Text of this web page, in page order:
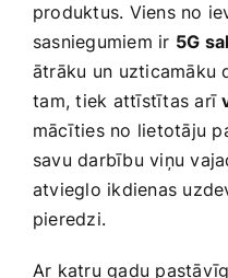
TV un Sadzīves tehnika
Zoo preces
produktus. Viens​ no
sasniegumiem ir 5G
ātrāku ⁢un uzticamāku
⁣tam, tiek attīstītas arī
mācīties no lietotāju
savu darbību ​viņu
atvieglo ikdienas
pieredzi.
Ar katru gadu